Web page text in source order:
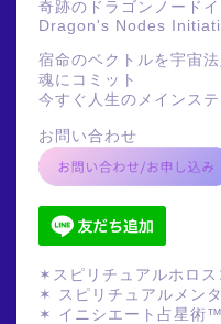
奇跡のドラゴンノード
Dragon's Nodes
宿命のベクトルを宇宙法
魂にコミット
今すぐ人生のメインス
お問い合わせ
✶スピリチュアルホロ
✶ スピリチュアルメン
✶ イニシエート占星術